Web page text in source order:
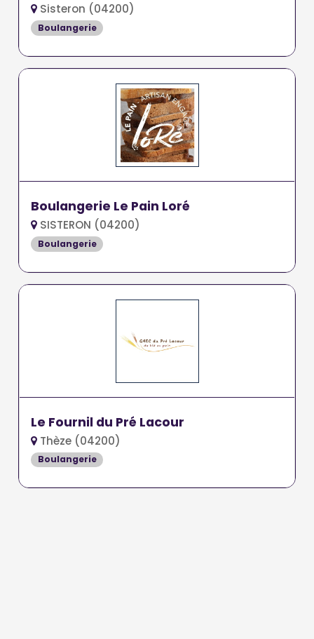
Sisteron (04200)
Boulangerie
Boulangerie Le Pain Loré
SISTERON (04200)
Boulangerie
Le Fournil du Pré Lacour
Thèze (04200)
Boulangerie